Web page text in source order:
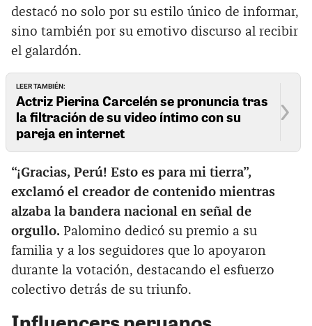
destacó no solo por su estilo único de informar,
sino también por su emotivo discurso al recibir
el galardón.
LEER TAMBIÉN:
Actriz Pierina Carcelén se pronuncia tras
la filtración de su video íntimo con su
pareja en internet
“¡Gracias, Perú! Esto es para mi tierra”,
exclamó el creador de contenido mientras
alzaba la bandera nacional en señal de
orgullo. Palomino dedicó su premio a su
familia y a los seguidores que lo apoyaron
durante la votación, destacando el esfuerzo
colectivo detrás de su triunfo.